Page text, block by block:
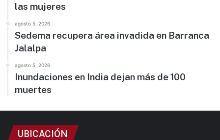
las mujeres
agosto 5, 2026
Sedema recupera área invadida en Barranca
Jalalpa
agosto 5, 2026
Inundaciones en India dejan más de 100
muertes
UBICACIÓN